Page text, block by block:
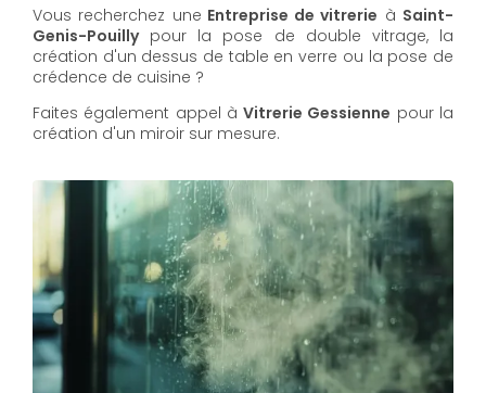
Vous recherchez une Entreprise de vitrerie à Saint-
Genis-Pouillypour la pose de double vitrage, la
création d'un dessus de table en verre ou la pose de
crédence de cuisine ?
Faites également appel àVitrerie Gessienne pour la
création d'un miroir sur mesure.